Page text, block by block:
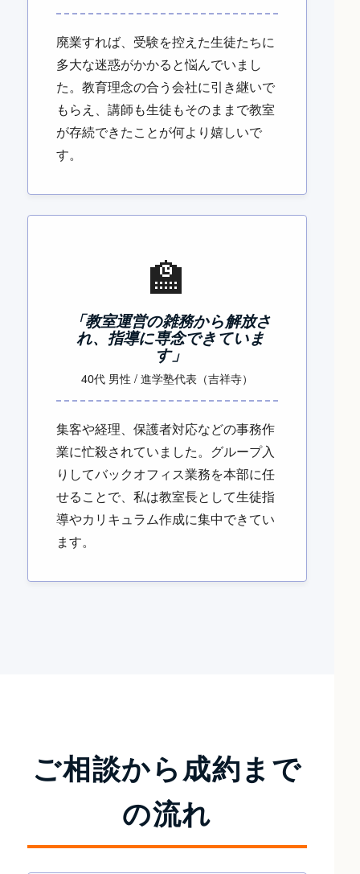
廃業すれば、受験を控えた生徒たちに
多大な迷惑がかかると悩んでいまし
た。教育理念の合う会社に引き継いで
もらえ、講師も生徒もそのままで教室
が存続できたことが何より嬉しいで
す。
🏫
「教室運営の雑務から解放さ
れ、指導に専念できていま
す」
40代 男性 / 進学塾代表（吉祥寺）
集客や経理、保護者対応などの事務作
業に忙殺されていました。グループ入
りしてバックオフィス業務を本部に任
せることで、私は教室長として生徒指
導やカリキュラム作成に集中できてい
ます。
ご相談から成約まで
の流れ